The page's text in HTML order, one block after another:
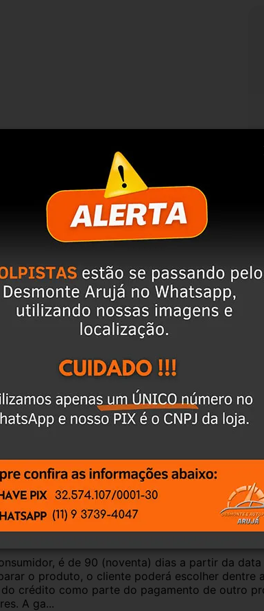
USO > CÓDIGO ORIGINAL
ISSO EVITA DEVOLUÇÕES E
da peça;
para evitar trocas;
na área de perguntas para realizar
Certificado de Procedência Troca e
é de 90 (noventa) dias a partir da
o produto, o cliente poderá escolher dentre
crédito como parte do pagamento de outro
A ga...